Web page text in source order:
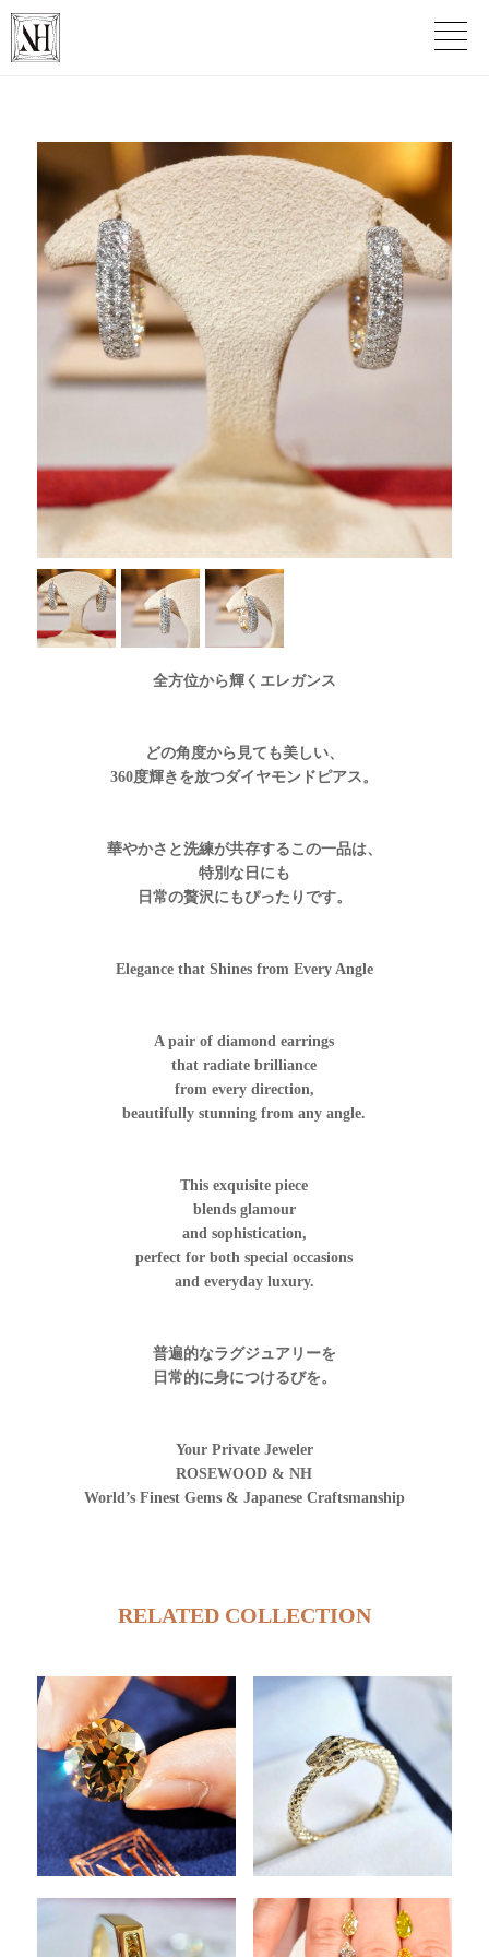
全方位から輝くエレガンス
どの角度から見ても美しい、
360度輝きを放つダイヤモンドピアス。
華やかさと洗練が共存するこの一品は、
特別な日にも
日常の贅沢にもぴったりです。
Elegance that Shines from Every Angle
A pair of diamond earrings
that radiate brilliance
from every direction,
beautifully stunning from any angle.
This exquisite piece
blends glamour
and sophistication,
perfect for both special occasions
and everyday luxury.
普遍的なラグジュアリーを
日常的に身につけるびを。
Your Private Jeweler
ROSEWOOD & NH
World’s Finest Gems & Japanese Craftsmanship
RELATED COLLECTION